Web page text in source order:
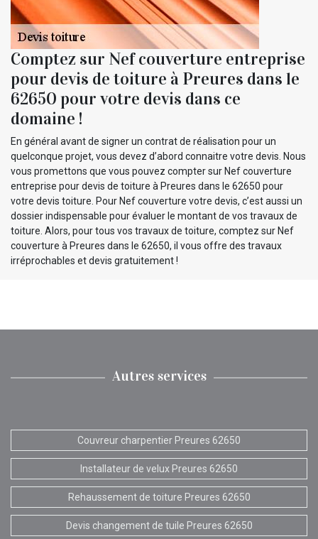
Comptez sur Nef couverture entreprise
pour devis de toiture à Preures dans le
62650 pour votre devis dans ce
domaine !
En général avant de signer un contrat de réalisation pour un
quelconque projet, vous devez d’abord connaitre votre devis. Nous
vous promettons que vous pouvez compter sur Nef couverture
entreprise pour devis de toiture à Preures dans le 62650 pour
votre devis toiture. Pour Nef couverture votre devis, c’est aussi un
dossier indispensable pour évaluer le montant de vos travaux de
toiture. Alors, pour tous vos travaux de toiture, comptez sur Nef
couverture à Preures dans le 62650, il vous offre des travaux
irréprochables et devis gratuitement !
Autres services
Couvreur charpentier Preures 62650
Installateur de velux Preures 62650
Rehaussement de toiture Preures 62650
Devis changement de tuile Preures 62650